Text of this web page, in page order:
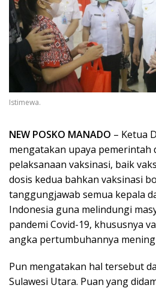
Istimewa.
NEW POSKO MANADO – Ketua
mengatakan upaya pemerintah
pelaksanaan vaksinasi, baik
dosis kedua bahkan vaksinasi
tanggungjawab semua kepala
Indonesia guna melindungi
pandemi Covid-19, khususnya
angka pertumbuhannya
Pun mengatakan hal tersebut
Sulawesi Utara. Puan yang